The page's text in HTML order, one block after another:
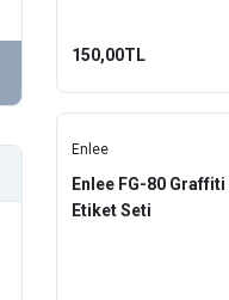
150,00TL
Enlee
Enlee FG-80
Etiket Seti